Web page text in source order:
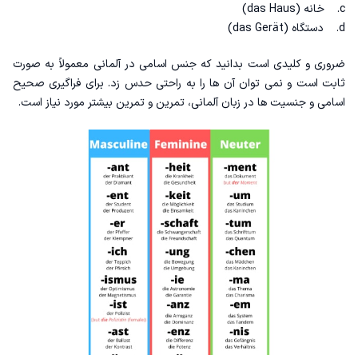
c. خانه (das Haus)
d. دستگاه (das Gerät)
ضروری و کلیدی است بدانید که جنس اسامی در آلمانی معمولاً به صورت
ثابت است و نمی توان آن ها را به راحتی حدس زد. برای فراگیری صحیح
اسامی و جنسیت ها در زبان آلمانی، تمرین و تمرین بیشتر مورد نیاز است.